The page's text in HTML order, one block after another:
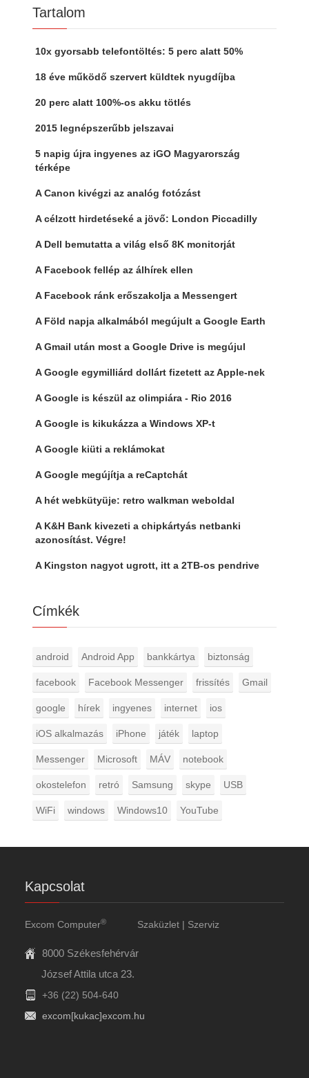
Tartalom
10x gyorsabb telefontöltés: 5 perc alatt 50%
18 éve működő szervert küldtek nyugdíjba
20 perc alatt 100%-os akku tötlés
2015 legnépszerűbb jelszavai
5 napig újra ingyenes az iGO Magyarország
térképe
A Canon kivégzi az analóg fotózást
A célzott hirdetéseké a jövő: London Piccadilly
A Dell bemutatta a világ első 8K monitorját
A Facebook fellép az álhírek ellen
A Facebook ránk erőszakolja a Messengert
A Föld napja alkalmából megújult a Google Earth
A Gmail után most a Google Drive is megújul
A Google egymilliárd dollárt fizetett az Apple-nek
A Google is készül az olimpiára - Rio 2016
A Google is kikukázza a Windows XP-t
A Google kiüti a reklámokat
A Google megújítja a reCaptchát
A hét webkütyüje: retro walkman weboldal
A K&H Bank kivezeti a chipkártyás netbanki
azonosítást. Végre!
A Kingston nagyot ugrott, itt a 2TB-os pendrive
Címkék
android Android App bankkártya biztonság
facebook Facebook Messenger frissítés Gmail
google hírek ingyenes internet ios
iOS alkalmazás iPhone játék laptop
Messenger Microsoft MÁV notebook
okostelefon retró Samsung skype USB
WiFi windows Windows10 YouTube
Kapcsolat
Excom Computer® Szaküzlet | Szerviz
8000 Székesfehérvár
József Attila utca 23.
+36 (22) 504-640
excom[kukac]excom.hu